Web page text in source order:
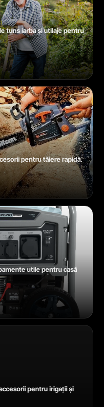
tuns iarba și utilaje pentru
pentru tăiere rapidă.
utile pentru casă
pentru irigații și